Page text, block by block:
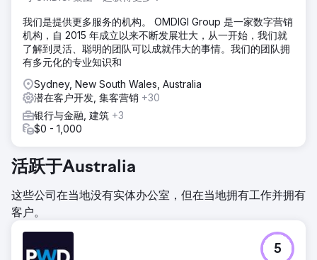
我们是提供更多服务的机构。 OMDIGI Group 是一家数字营销
机构，自 2015 年成立以来不断发展壮大，从一开始，我们就
了解到灵活、聪明的团队可以成就伟大的事情。我们的团队拥
有多元化的专业知识和
Sydney, New South Wales, Australia
潜在客户开发, 集客营销 +30
银行与金融, 建筑 +3
$0 - 1,000
活跃于Australia
这些公司在当地没有实体办公室，但在当地拥有工作并拥有
客户。
5